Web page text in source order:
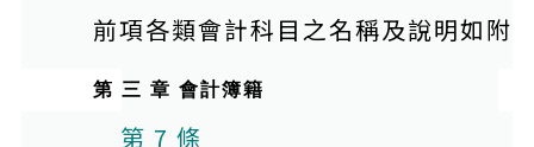
前項各類會計科目之名稱及說明如附
第 三 章 會計簿籍
本條文有附件
第 7 條